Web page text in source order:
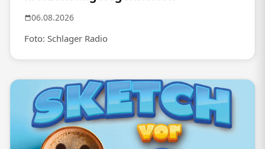
06.08.2026
Foto: Schlager Radio